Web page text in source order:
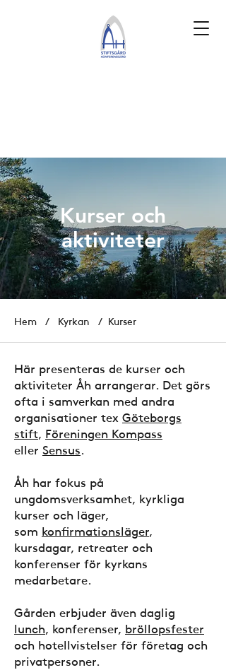
Kurser och
aktiviteter
Hem / Kyrkan / Kurser
Här presenteras de kurser och
aktiviteter Åh arrangerar. Det görs
ofta i samverkan med andra
organisationer tex Göteborgs
stift, Föreningen Kompass
eller Sensus.
Åh har fokus på
ungdomsverksamhet, kyrkliga
kurser och läger,
som konfirmationsläger,
kursdagar, retreater och
konferenser för kyrkans
medarbetare.
Gården erbjuder även daglig
lunch, konferenser, bröllopsfester
och hotellvistelser för företag och
privatpersoner.